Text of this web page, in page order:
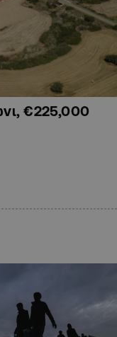
€225,000